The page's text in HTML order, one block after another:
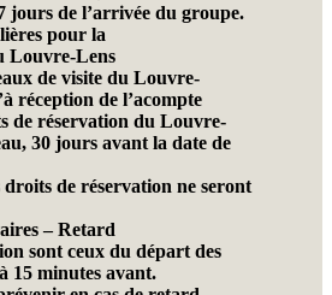
jours de l’arrivée du groupe.
pour la
Louvre-Lens
de visite du Louvre-
réception de l’acompte
de réservation du Louvre-
30 jours avant la date de
de réservation ne seront
– Retard
sont ceux du départ des
15 minutes avant.